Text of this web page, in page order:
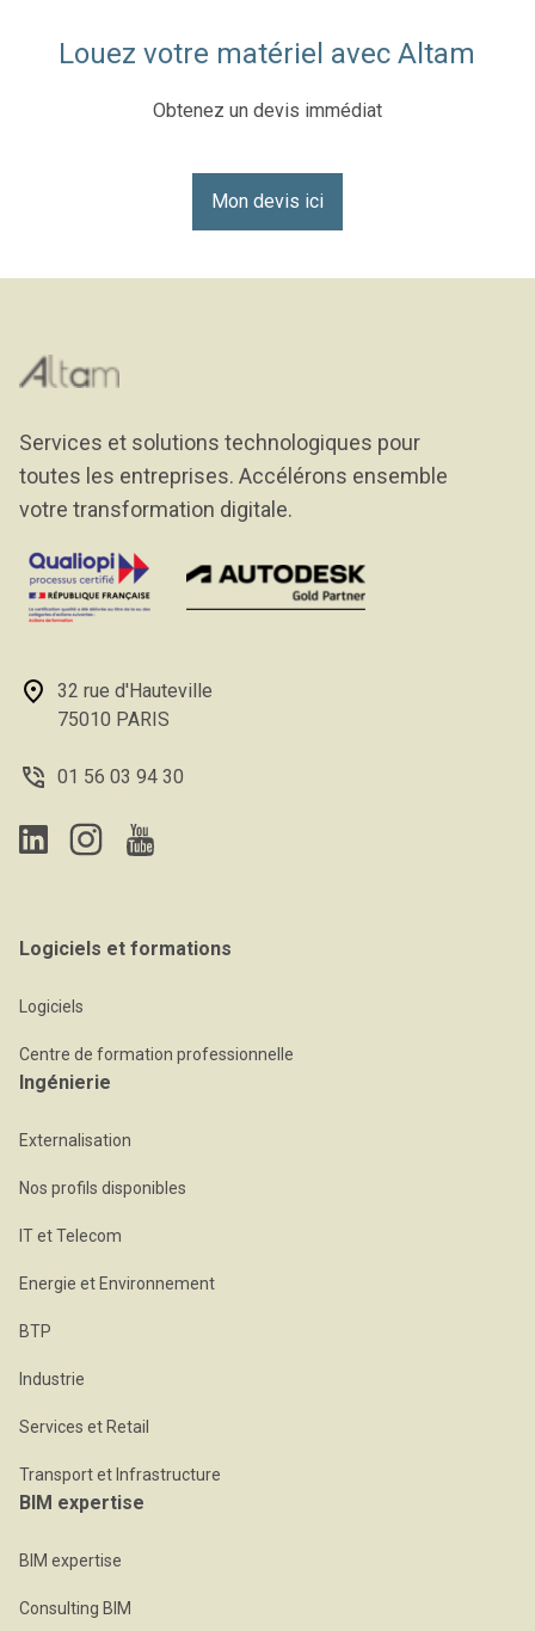
Louez votre matériel avec Altam
Obtenez un devis immédiat
Mon devis ici
Services et solutions technologiques pour
toutes les entreprises. Accélérons ensemble
votre transformation digitale.
32 rue d'Hauteville
75010 PARIS
01 56 03 94 30
Logiciels et formations
Logiciels
Centre de formation professionnelle
Ingénierie
Externalisation
Nos profils disponibles
IT et Telecom
Energie et Environnement
BTP
Industrie
Services et Retail
Transport et Infrastructure
BIM expertise
BIM expertise
Consulting BIM